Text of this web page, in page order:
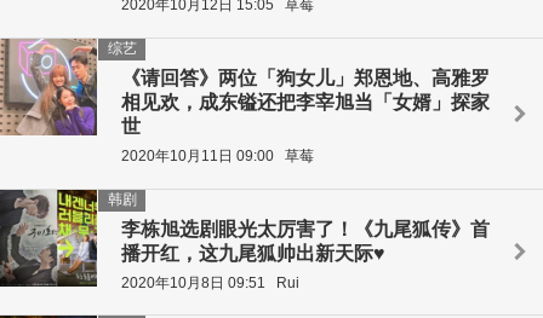
2020年10月12日 15:05 草莓
《请回答》两位「狗女儿」郑恩地、高雅罗
相见欢，成东镒还把李宰旭当「女婿」探家
世
综艺
2020年10月11日 09:00 草莓
李栋旭选剧眼光太厉害了！《九尾狐传》首
播开红，这九尾狐帅出新天际♥
韩剧
2020年10月8日 09:51 Rui